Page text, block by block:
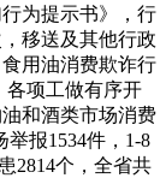
为提示书》，行
移送及其他行政
用油消费欺诈行
各项工做有序开
和酒类市场消费
报1534件，1-8
2814个，全省共